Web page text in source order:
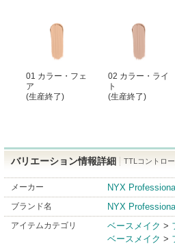
01 カラー・フェ
ア
(生産終了)
02 カラー・ライ
ト
(生産終了)
バリエーション情報詳細 TTLコントロ
メーカー NYX
ブランド名
NYX
アイテムカテゴリ ベースメイク >
ベースメイク >